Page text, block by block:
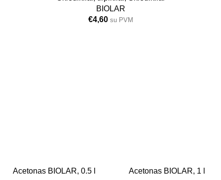
BIOLAR
€4,60 su PVM
0.5LAcetonas BIOLAR, 0.5 l Acetonas BIOLAR, 1 l